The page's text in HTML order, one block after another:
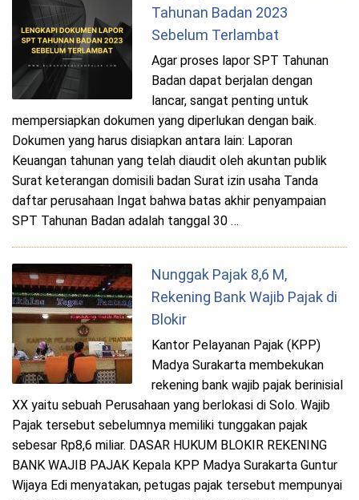
Tahunan Badan 2023
Sebelum Terlambat
Agar proses lapor SPT Tahunan
Badan dapat berjalan dengan
lancar, sangat penting untuk
mempersiapkan dokumen yang diperlukan dengan baik.
Dokumen yang harus disiapkan antara lain: Laporan
Keuangan tahunan yang telah diaudit oleh akuntan publik
Surat keterangan domisili badan Surat izin usaha Tanda
daftar perusahaan Ingat bahwa batas akhir penyampaian
SPT Tahunan Badan adalah tanggal 30 …
Nunggak Pajak 8,6 M,
Rekening Bank Wajib Pajak di
Blokir
Kantor Pelayanan Pajak (KPP)
Madya Surakarta membekukan
rekening bank wajib pajak berinisial
XX yaitu sebuah Perusahaan yang berlokasi di Solo. Wajib
Pajak tersebut sebelumnya memiliki tunggakan pajak
sebesar Rp8,6 miliar. DASAR HUKUM BLOKIR REKENING
BANK WAJIB PAJAK Kepala KPP Madya Surakarta Guntur
Wijaya Edi menyatakan, petugas pajak tersebut mempunyai